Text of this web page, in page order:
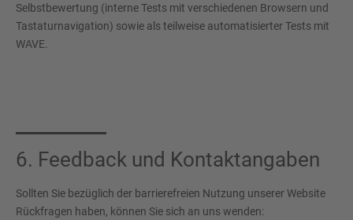
Selbstbewertung (interne Tests mit verschiedenen Browsern und
Tastaturnavigation) sowie als teilweise automatisierter Tests mit
WAVE.
6. Feedback und Kontaktangaben
Sollten Sie bezüglich der barrierefreien Nutzung unserer Website
Rückfragen haben, können Sie sich an uns wenden: